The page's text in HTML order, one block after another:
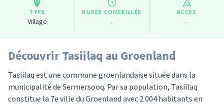
TYPE
Village
DURÉE CONSEILLÉE
-
ACCÈS
-
Découvrir Tasiilaq au Groenland
Tasiilaq est une commune groenlandaise située dans la
municipalité de Sermersooq. Par sa population, Tasiilaq
constitue la 7e ville du Groenland avec 2 004 habitants en